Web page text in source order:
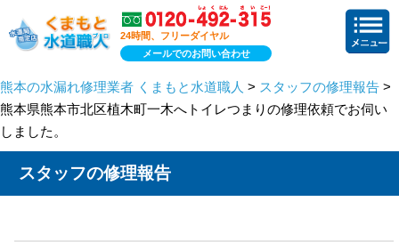
24時間、フリーダイヤル
メールでのお問い合わせ
熊本の水漏れ修理業者 くまもと水道職人 > スタッフの修理報告 >
熊本県熊本市北区植木町一木へトイレつまりの修理依頼でお伺い
しました。
スタッフの修理報告